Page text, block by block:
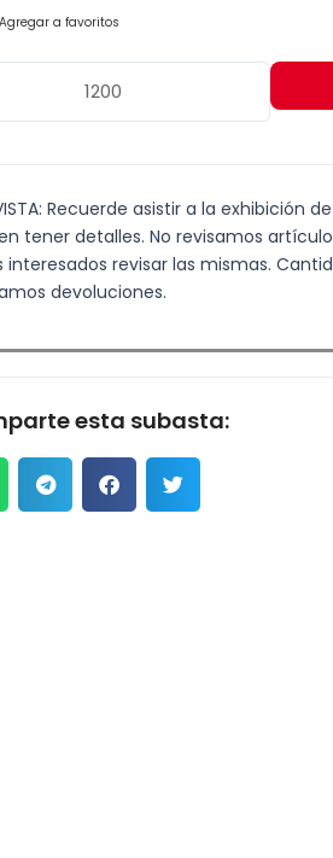
Agregar a favoritos
Recuerde asistir a la exhibición
tener detalles. No revisamos
interesados revisar las mismas.
devoluciones.
esta subasta: